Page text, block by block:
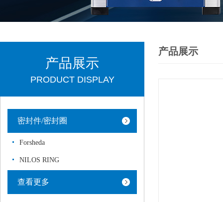
产品展示
PRODUCT DISPLAY
密封件/密封圈
Forsheda
NILOS RING
查看更多
产品展示